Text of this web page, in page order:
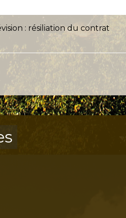
: résiliation du contrat